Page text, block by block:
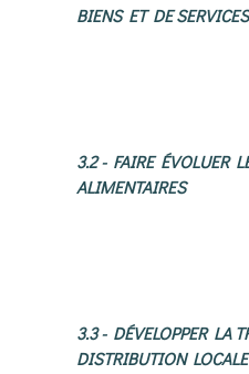
BIENS ET DE SERVICES
3.2 - FAIRE ÉVOLUER
ALIMENTAIRES
3.3 - DÉVELOPPER LA
DISTRIBUTION LOCALE